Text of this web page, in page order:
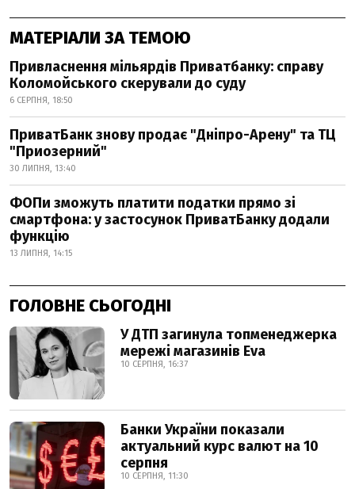
МАТЕРІАЛИ ЗА ТЕМОЮ
Привласнення мільярдів Приватбанку: справу
Коломойського скерували до суду
6 СЕРПНЯ, 18:50
ПриватБанк знову продає "Дніпро-Арену" та ТЦ
"Приозерний"
30 ЛИПНЯ, 13:40
ФОПи зможуть платити податки прямо зі
смартфона: у застосунок ПриватБанку додали
функцію
13 ЛИПНЯ, 14:15
ГОЛОВНЕ СЬОГОДНІ
У ДТП загинула топменеджерка
мережі магазинів Eva
10 СЕРПНЯ, 16:37
Банки України показали
актуальний курс валют на 10
серпня
10 СЕРПНЯ, 11:30